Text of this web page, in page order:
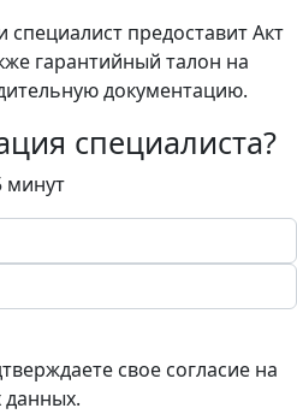
предоставит Акт
гарантийный талон на
документацию.
специалиста?
минут
свое согласие на
данных.